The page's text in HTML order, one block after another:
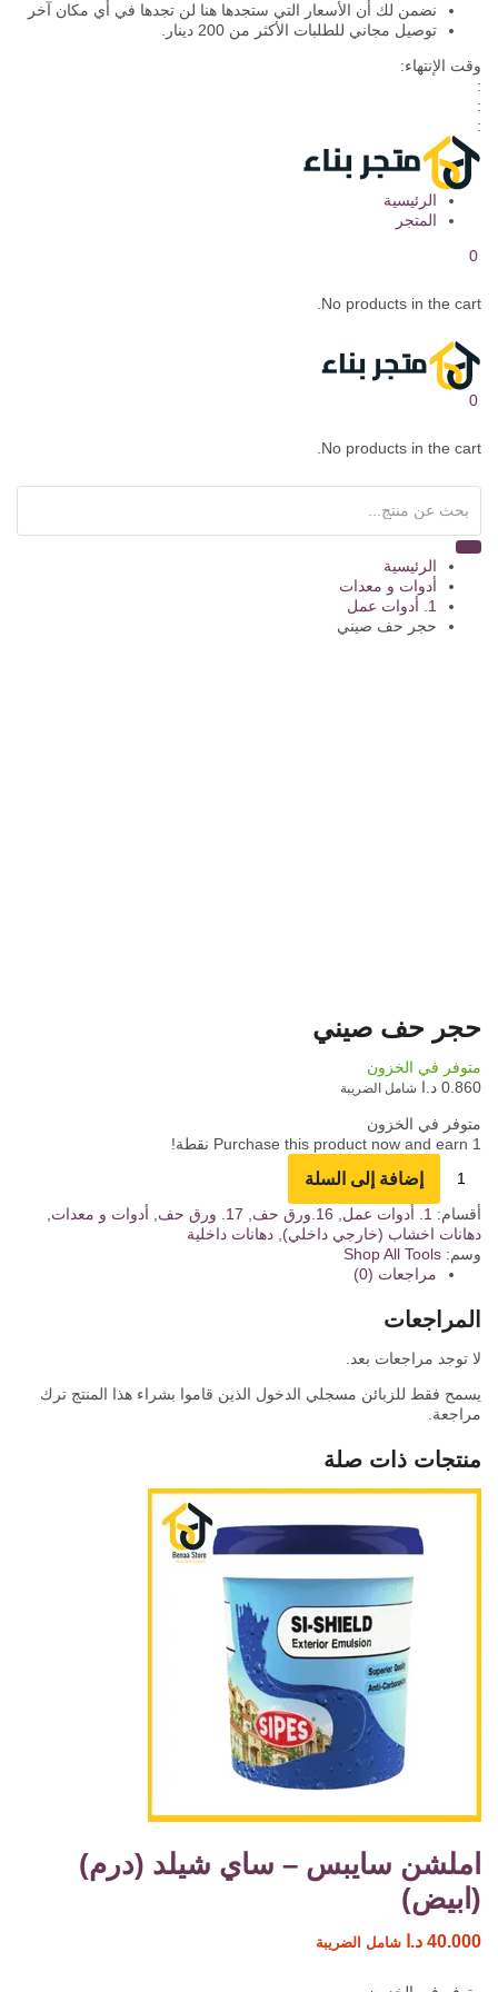
نضمن لك أن الأسعار التي ستجدها هنا لن تجدها في أي مكان آخر
توصيل مجاني للطلبات الأكثر من 200 دينار.
وقت الإنتهاء:
:
:
:
الرئيسية
المتجر
0
No products in the cart.
0
No products in the cart.
الرئيسية
أدوات و معدات
1. أدوات عمل
حجر حف صيني
حجر حف صيني
متوفر في الخزون
0.860 د.ا شامل الضريبة
متوفر في الخزون
Purchase this product now and earn 1 نقطة!
إضافة إلى السلة
أقسام: 1. أدوات عمل 16.ورق حف 17. ورق حف أدوات و معدات
دهانات اخشاب (خارجي داخلي) دهانات داخلية
وسم:
Shop All Tools
مراجعات (0)
المراجعات
لا توجد مراجعات بعد.
يسمح فقط للزبائن مسجلي الدخول الذين قاموا بشراء هذا المنتج ترك
مراجعة.
منتجات ذات صلة
املشن سايبس – ساي شيلد (درم)
(ابيض)
40.000 د.ا شامل الضريبة